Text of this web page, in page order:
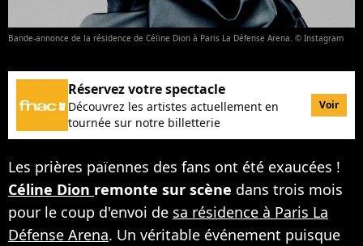
Bande-annonce de la résidence de Céline Dion à Paris La Défense Arena. © Instagram
Réservez votre spectacle
Découvrez les artistes actuellement en
tournée sur notre billetterie
Voir
Les prières païennes des fans ont été exaucées !
Céline Dion remonte sur scène dans trois mois
pour le coup d'envoi de sa résidence à Paris La
Défense Arena. Un véritable événement puisque